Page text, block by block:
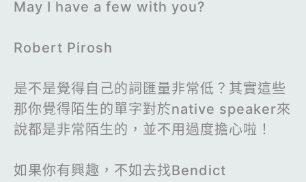
May I have a few with you?
Robert Pirosh
是不是覺得自己的詞匯量非常低？其實這些
那你覺得陌生的單字對於native speaker來
說都是非常陌生的，並不用過度擔心啦！
如果你有興趣，不如去找Bendict